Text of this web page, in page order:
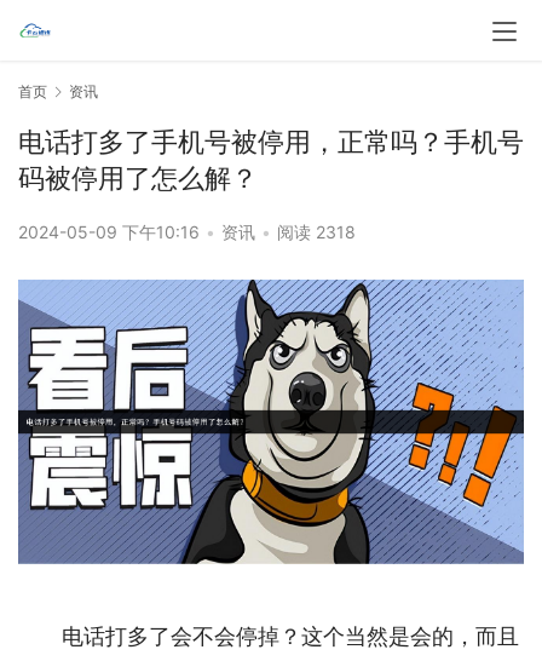
首页 资讯
电话打多了手机号被停用，正常吗？手机号
码被停用了怎么解？
2024-05-09 下午10:16 • 资讯 • 阅读 2318
电话打多了会不会停掉？这个当然是会的，而且